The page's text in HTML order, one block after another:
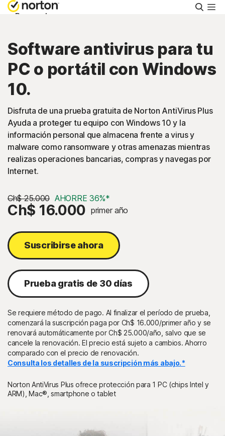
Personal
Pequeñas empresas
Recursos
Soporte
Prueba gratis
Iniciar sesión
Software antivirus para tu
PC o portátil con Windows
10.
Disfruta de una prueba gratuita de Norton AntiVirus Plus
Ayuda a proteger tu equipo con Windows 10 y la
información personal que almacena frente a virus y
malware como ransomware y otras amenazas mientras
realizas operaciones bancarias, compras y navegas por
Internet.
Ch$ 25.000 AHORRE 36%*
Ch$ 16.000 primer año
Suscribirse ahora
Prueba gratis de 30 días
Se requiere método de pago. Al finalizar el período de prueba,
comenzará la suscripción paga por Ch$ 16.000/primer año y se
renovará automáticamente por Ch$ 25.000/año, salvo que se
cancele la renovación. El precio está sujeto a cambios. Ahorro
comparado con el precio de renovación.
Consulta los detalles de la suscripción más abajo.*
Norton AntiVirus Plus ofrece protección para 1 PC (chips Intel y
ARM), Mac®, smartphone o tablet